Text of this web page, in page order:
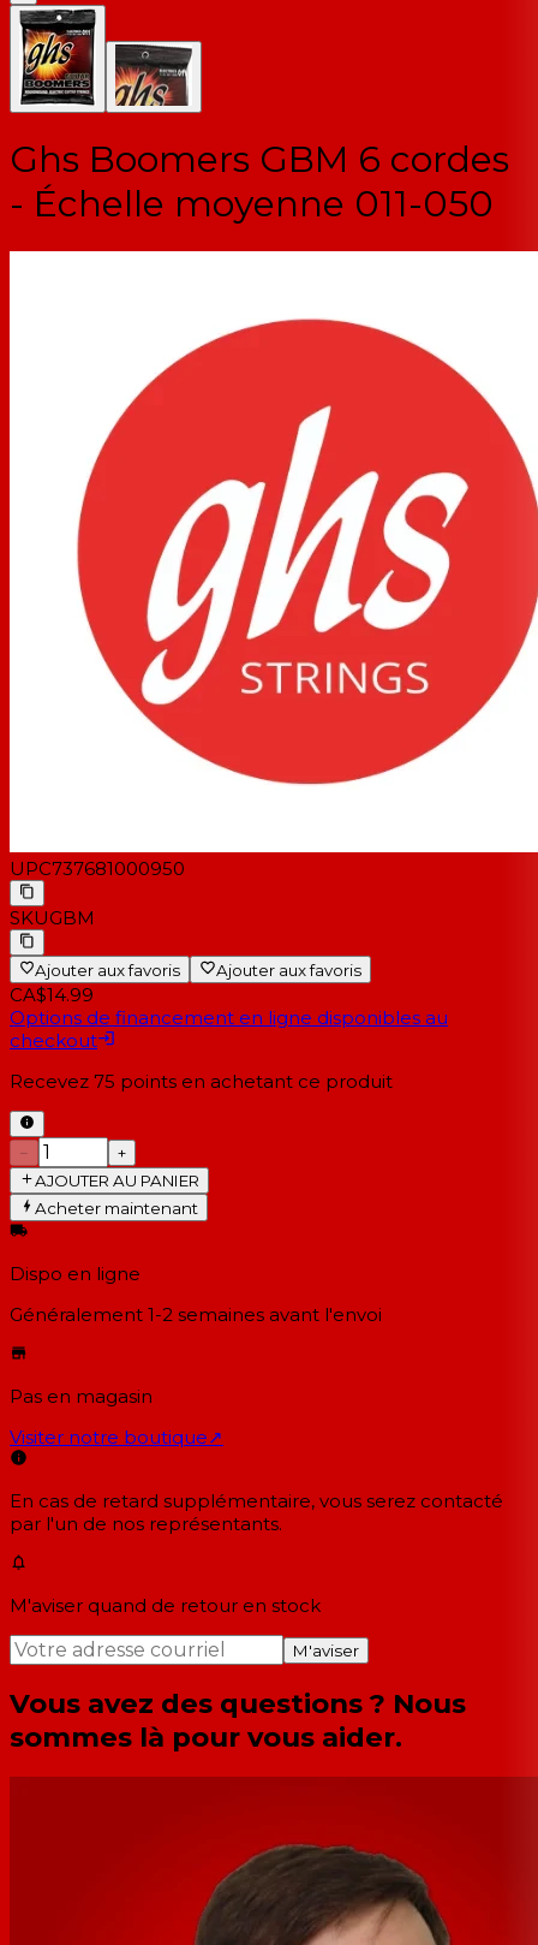
Ghs Boomers GBM 6 cordes
- Échelle moyenne 011-050
UPC737681000950
SKUGBM
Ajouter aux favoris Ajouter aux favoris
CA$14.99
Options de financement en ligne disponibles au
checkout
Recevez 75 points en achetant ce produit
−
+
AJOUTER AU PANIER
Acheter maintenant
Dispo en ligne
Généralement 1-2 semaines avant l'envoi
Pas en magasin
Visiter notre boutique↗
En cas de retard supplémentaire, vous serez contacté
par l'un de nos représentants.
M'aviser quand de retour en stock
M'aviser
Vous avez des questions ? Nous
sommes là pour vous aider.